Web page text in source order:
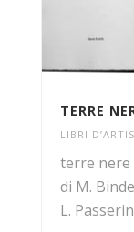
TERRE
LIBRI
terre nere
di M.
L.